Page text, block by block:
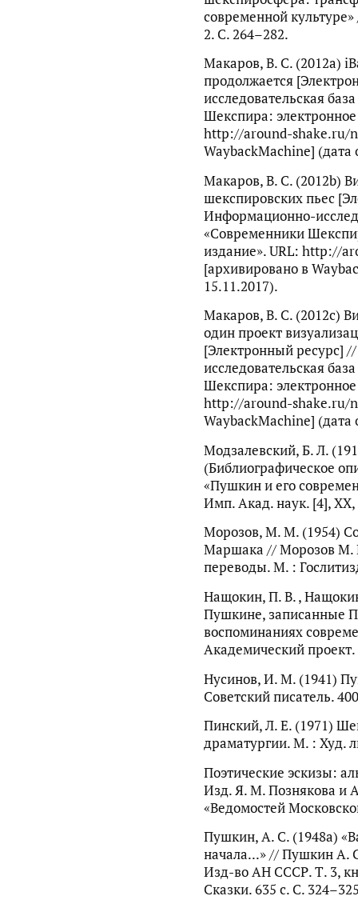
современной
2. С. 264–282.
Макаров, В. С. (2012a)
продолжается
исследовательская
Шекспира:
http://around-shake.ru/
WaybackMachine]
Макаров, В. С. (2012b)
шекспировских пьес
Информационно-
«Современники
издание». URL: http://
[архивировано в
15.11.2017).
Макаров, В. С. (2012c)
один проект
[Электронный ресурс]
исследовательская
Шекспира:
http://around-shake.ru/
WaybackMachine]
Модзалевский, Б. Л.
(Библиографическое
«Пушкин и его
Имп. Акад. наук. [4], XX,
Морозов, М. М. (1954)
Маршака // Морозов М.
переводы. М. :
Нащокин, П. В. ,
Пушкине, записанные
воспоминаниях
Академический проект.
Нусинов, И. М. (1941)
Советский писатель.
Пинский, Л. Е. (1971)
драматургии. М. : Худ.
Поэтические эскизы:
Изд. Я. М. Познякова и
«Ведомостей
Пушкин, А. С. (1948a)
начала...» // Пушкин А.
Изд-во АН СССР. Т. 3,
Сказки. 635 с. С.